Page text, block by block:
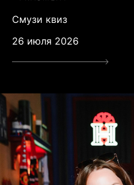
Смузи квиз
26 июля 2026